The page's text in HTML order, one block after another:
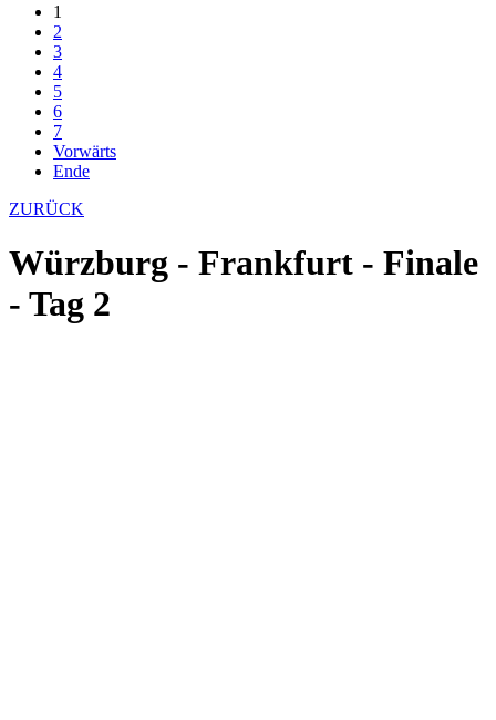
1
2
3
4
5
6
7
Vorwärts
Ende
ZURÜCK
Würzburg - Frankfurt - Finale
- Tag 2